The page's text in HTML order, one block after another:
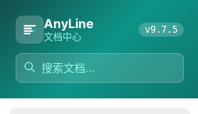
AnyLine
文档中心
v9.7.5